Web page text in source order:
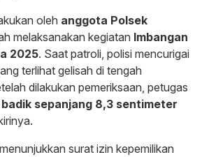
oleh anggota Polsek
melaksanakan kegiatan Imbangan
2025. Saat patroli, polisi mencurigai
terlihat gelisah di tengah
dilakukan pemeriksaan, petugas
badik sepanjang 8,3 sentimeter
surat izin kepemilikan